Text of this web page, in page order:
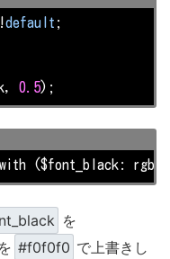
default ;
0.5);
($font_black: rgb(
を
を #f0f0f0 で上書きし